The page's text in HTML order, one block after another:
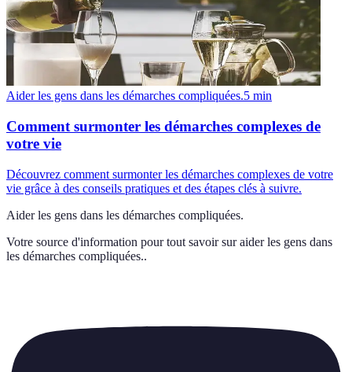
Aider les gens dans les démarches compliquées.5 min
Comment surmonter les démarches complexes de
votre vie
Découvrez comment surmonter les démarches complexes de votre
vie grâce à des conseils pratiques et des étapes clés à suivre.
Aider les gens dans les démarches compliquées.
Votre source d'information pour tout savoir sur aider les gens dans
les démarches compliquées..